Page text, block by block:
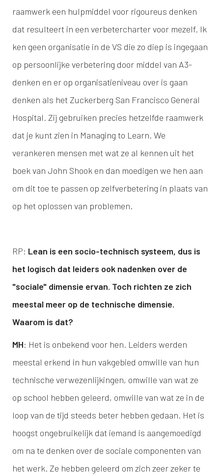
raamwerk een hulpmiddel voor rigoureus denken
dat resulteert in een verbetercharter voor mezelf. Ik
ken geen organisatie in de VS die zo diep is ingegaan
op persoonlijke verbetering door middel van A3-
denken en er op organisatieniveau over is gaan
denken als het Zuckerberg San Francisco General
Hospital. Zij gebruiken precies hetzelfde raamwerk
dat je kunt zien in Managing to Learn. We
verankeren mensen met wat ze al kennen uit het
boek van John Shook en dan moedigen we hen aan
om dit toe te passen op zelfverbetering in plaats van
op het oplossen van problemen.
RP: Lean is een socio-technisch systeem, dus is
het logisch dat leiders ook nadenken over de
"sociale" dimensie ervan. Toch richten ze zich
meestal meer op de technische dimensie.
Waarom is dat?
MH: Het is onbekend voor hen. Leiders werden
meestal erkend in hun vakgebied omwille van hun
technische verwezenlijkingen, omwille van wat ze
op school hebben geleerd, omwille van wat ze in de
loop van de tijd steeds beter hebben gedaan. Het is
hoogst ongebruikelijk dat iemand is aangemoedigd
om na te denken over de sociale componenten van
het werk. Ze hebben geleerd om zich zeer zeker te